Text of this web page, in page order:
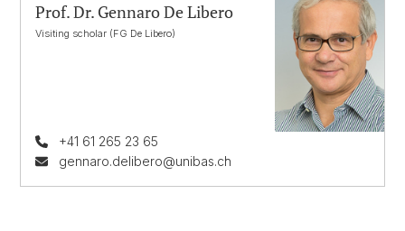
Prof. Dr. Gennaro De Libero
Visiting scholar (FG De Libero)
+41 61 265 23 65
gennaro.delibero@unibas.ch